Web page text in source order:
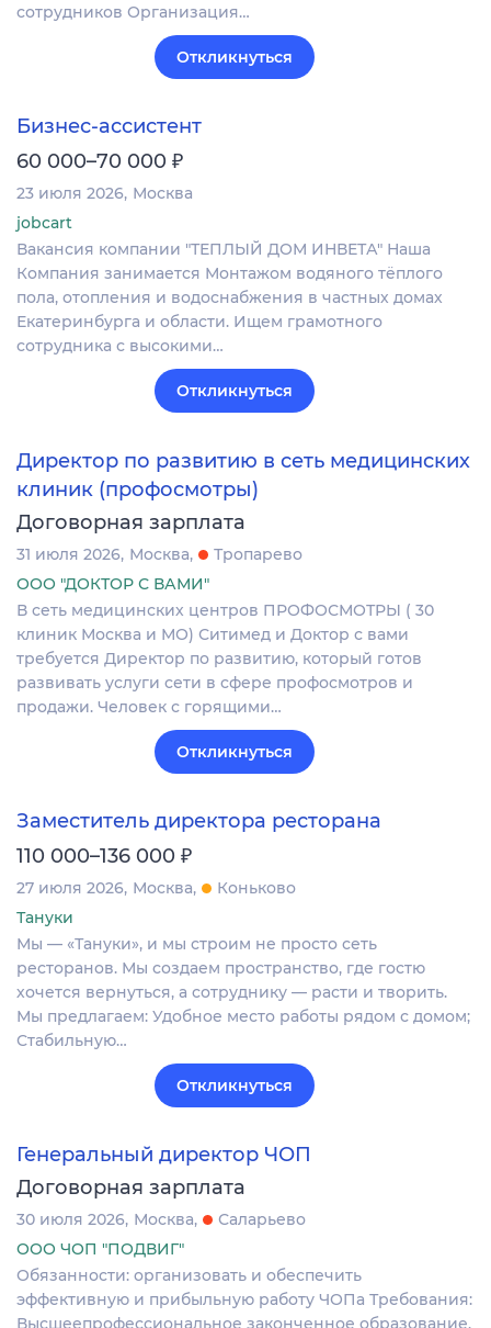
сотрудников Организация…
Откликнуться
Бизнес-ассистент
60 000–70 000 ₽
23 июля 2026 Москва
jobcart
Вакансия компании "ТЕПЛЫЙ ДОМ ИНВЕТА" Наша
Компания занимается Монтажом водяного тёплого
пола, отопления и водоснабжения в частных домах
Екатеринбурга и области. Ищем грамотного
сотрудника с высокими…
Откликнуться
Директор по развитию в сеть медицинских
клиник (профосмотры)
Договорная зарплата
31 июля 2026 Москва
Тропарево
ООО "ДОКТОР С ВАМИ"
В сеть медицинских центров ПРОФОСМОТРЫ ( 30
клиник Москва и МО) Ситимед и Доктор с вами
требуется Директор по развитию, который готов
развивать услуги сети в сфере профосмотров и
продажи. Человек с горящими…
Откликнуться
Заместитель директора ресторана
110 000–136 000 ₽
27 июля 2026 Москва
Коньково
Тануки
Мы — «Тануки», и мы строим не просто сеть
ресторанов. Мы создаем пространство, где гостю
хочется вернуться, а сотруднику — расти и творить.
Мы предлагаем: Удобное место работы рядом с домом;
Стабильную…
Откликнуться
Генеральный директор ЧОП
Договорная зарплата
30 июля 2026 Москва
Саларьево
ООО ЧОП "ПОДВИГ"
Обязанности: организовать и обеспечить
эффективную и прибыльную работу ЧОПа Требования: